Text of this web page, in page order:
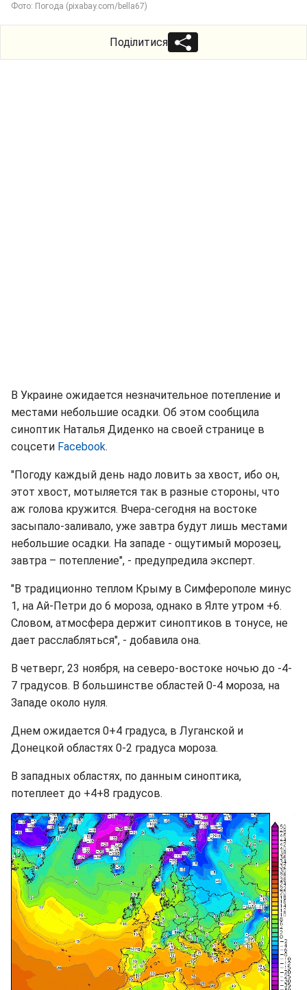
Фото: Погода (pixabay.com/bella67)
Поділитися
В Украине ожидается незначительное потепление и
местами небольшие осадки. Об этом сообщила
синоптик Наталья Диденко на своей странице в
соцсети Facebook.
"Погоду каждый день надо ловить за хвост, ибо он,
этот хвост, мотыляется так в разные стороны, что
аж голова кружится. Вчера-сегодня на востоке
засыпало-заливало, уже завтра будут лишь местами
небольшие осадки. На западе - ощутимый морозец,
завтра – потепление", - предупредила эксперт.
"В традиционно теплом Крыму в Симферополе минус
1, на Ай-Петри до 6 мороза, однако в Ялте утром +6.
Словом, атмосфера держит синоптиков в тонусе, не
дает расслабляться", - добавила она.
В четверг, 23 ноября, на северо-востоке ночью до -4-
7 градусов. В большинстве областей 0-4 мороза, на
Западе около нуля.
Днем ожидается 0+4 градуса, в Луганской и
Донецкой областях 0-2 градуса мороза.
В западных областях, по данным синоптика,
потеплеет до +4+8 градусов.